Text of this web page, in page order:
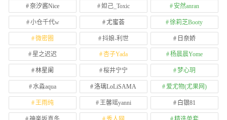
奈汐酱Nice 妲己_Toxic 安然anran
小仓千代w 尤蜜荟 徐莉芝Booty
微密圈 抖娘-利世 日奈娇
星之迟迟 杏子Yada 杨晨晨Yome
林星阑 桜井宁宁 梦心玥
水淼aqua 洛璃LoLiSAMA 爱尤物(尤果网)
王雨纯 王馨瑶yanni 白银81